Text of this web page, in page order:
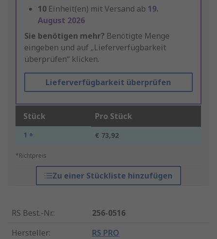
10 Einheit(en) mit Versand ab 19.
August 2026
Sie benötigen mehr? Benötigte Menge
eingeben und auf „Lieferverfügbarkeit
überprüfen“ klicken.
Lieferverfügbarkeit überprüfen
Stück Pro Stück
1 + € 73,92
*Richtpreis
Zu einer Stückliste hinzufügen
RS Best.-Nr.:
256-0516
Hersteller: RS PRO